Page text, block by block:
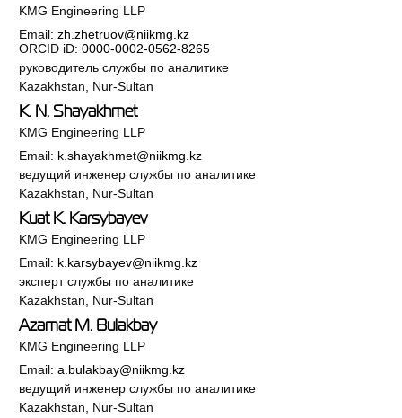
KMG Engineering LLP
Email:zh.zhetruov@niikmg.kz
ORCID iD:0000-0002-0562-8265
руководитель службы по аналитике
Kazakhstan, Nur-Sultan
K. N. Shayakhmet
KMG Engineering LLP
Email: k.shayakhmet@niikmg.kz
ведущий инженер службы по аналитике
Kazakhstan, Nur-Sultan
Kuat K. Karsybayev
KMG Engineering LLP
Email: k.karsybayev@niikmg.kz
эксперт службы по аналитике
Kazakhstan, Nur-Sultan
Azamat M. Bulakbay
KMG Engineering LLP
Email:a.bulakbay@niikmg.kz
ведущий инженер службы по аналитике
Kazakhstan, Nur-Sultan